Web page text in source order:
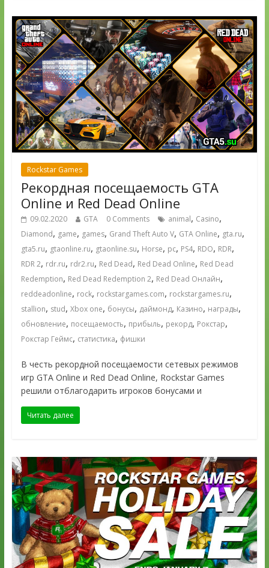
Rockstar Games
Рекордная посещаемость GTA
Online и Red Dead Online
09.02.2020 GTA 0 Comments animal, Casino,
Diamond, game, games, Grand Theft Auto V, GTA Online, gta.ru,
gta5.ru, gtaonline.ru, gtaonline.su, Horse, pc, PS4, RDO, RDR,
RDR 2, rdr.ru, rdr2.ru, Red Dead, Red Dead Online, Red Dead
Redemption, Red Dead Redemption 2, Red Dead Онлайн,
reddeadonline, rock, rockstargames.com, rockstargames.ru,
stallion, stud, Xbox one, бонусы, даймонд, Казино, награды,
обновление, посещаемость, прибыль, рекорд, Рокстар,
Рокстар Геймс, статистика, фишки
В честь рекордной посещаемости сетевых режимов
игр GTA Online и Red Dead Online, Rockstar Games
решили отблагодарить игроков бонусами и
Читать далее